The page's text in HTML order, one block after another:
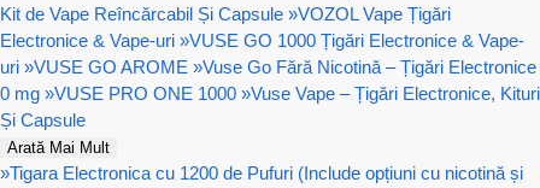
Kit de Vape Reîncărcabil Și Capsule »VOZOL Vape Țigări
Electronice & Vape-uri »VUSE GO 1000 Țigări Electronice & Vape-
uri »VUSE GO AROME »Vuse Go Fără Nicotină – Țigări Electronice
0 mg »VUSE PRO ONE 1000 »Vuse Vape – Țigări Electronice, Kituri
Și Capsule
Arată Mai Mult
»Tigara Electronica cu 1200 de Pufuri (Include opțiuni cu nicotină și